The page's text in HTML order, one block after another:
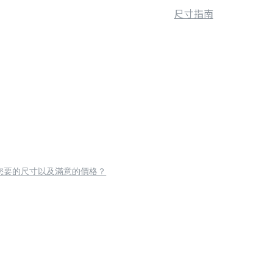
尺寸指南
要的尺寸以及滿意的價格？